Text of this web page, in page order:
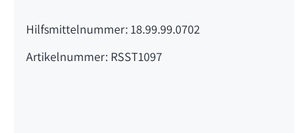
Hilfsmittelnummer: 18.99.99.0702
Artikelnummer: RSST1097